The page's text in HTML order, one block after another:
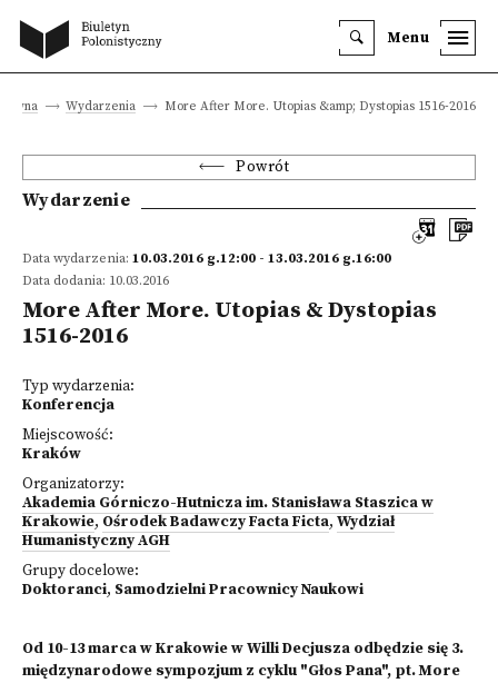
Menu
Wydarzenia More After More. Utopias &amp; Dystopias 1516-2016
Powrót
Wydarzenie
Data wydarzenia: 10.03.2016 g.12:00 - 13.03.2016 g.16:00
Data dodania: 10.03.2016
More After More. Utopias & Dystopias
1516-2016
Typ wydarzenia:
Konferencja
Miejscowość:
Kraków
Organizatorzy:
Akademia Górniczo-Hutnicza im. Stanisława Staszica w
Krakowie, Ośrodek Badawczy Facta Ficta, Wydział
Humanistyczny AGH
Grupy docelowe:
Doktoranci, Samodzielni Pracownicy Naukowi
Od 10-13 marca w Krakowie w Willi Decjusza odbędzie się 3.
międzynarodowe sympozjum z cyklu "Głos Pana", pt. More